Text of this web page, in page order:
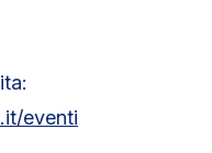
eventi